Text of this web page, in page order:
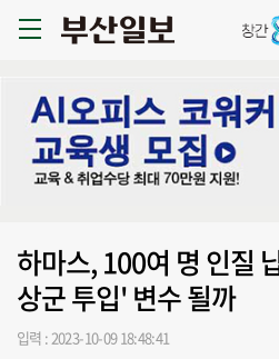
하마스, 100여 명 인질
상군 투입' 변수 될까
입력 : 2023-10-09 18:48:41